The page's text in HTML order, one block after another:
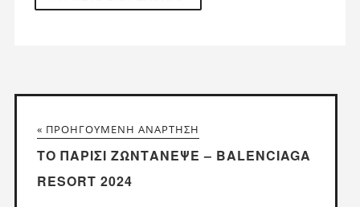
« ΠΡΟΗΓΟΎΜΕΝΗ ΑΝΆΡΤΗΣΗ
ΤΟ ΠΑΡΊΣΙ ΖΩΝΤΆΝΕΨΕ – BALENCIAGA
RESORT 2024